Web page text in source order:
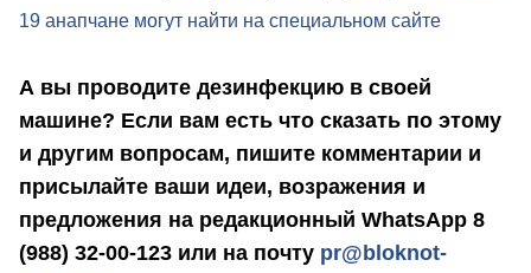
19 анапчане могут найти на специальном сайте
А вы проводите дезинфекцию в своей
машине? Если вам есть что сказать по этому
и другим вопросам, пишите комментарии и
присылайте ваши идеи, возражения и
предложения на редакционный WhatsApp 8
(988) 32-00-123 или на почту pr@bloknot-